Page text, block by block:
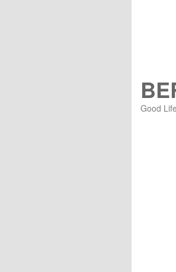
Good